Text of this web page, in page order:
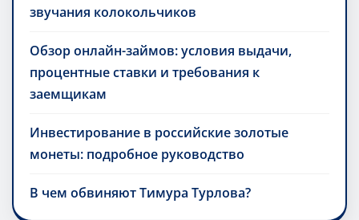
звучания колокольчиков
Обзор онлайн-займов: условия выдачи,
процентные ставки и требования к
заемщикам
Инвестирование в российские золотые
монеты: подробное руководство
В чем обвиняют Тимура Турлова?